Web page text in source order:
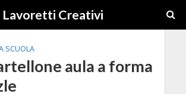
Lavoretti Creativi
SCUOLA
aula a forma